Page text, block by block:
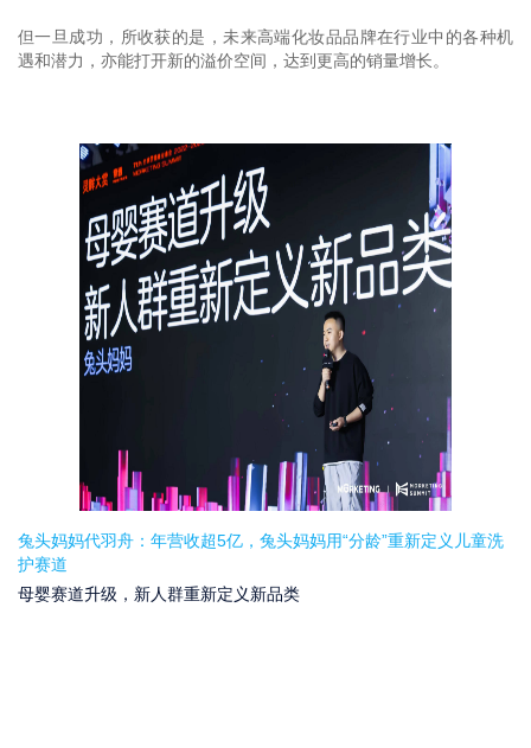
但一旦成功，所收获的是，未来高端化妆品品牌在行业中的各种机
遇和潜力，亦能打开新的溢价空间，达到更高的销量增长。
兔头妈妈代羽舟：年营收超5亿，兔头妈妈用“分龄”重新定义儿童洗
护赛道
母婴赛道升级，新人群重新定义新品类